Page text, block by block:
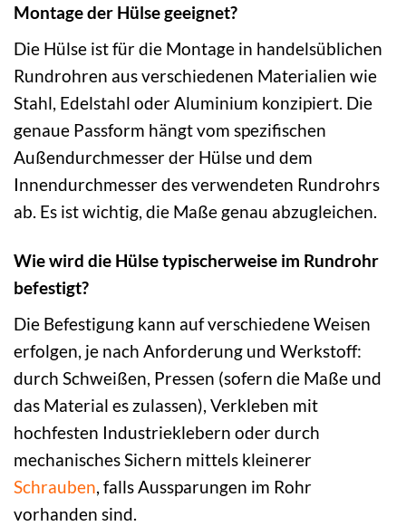
Montage der Hülse geeignet?
Die Hülse ist für die Montage in handelsüblichen
Rundrohren aus verschiedenen Materialien wie
Stahl, Edelstahl oder Aluminium konzipiert. Die
genaue Passform hängt vom spezifischen
Außendurchmesser der Hülse und dem
Innendurchmesser des verwendeten Rundrohrs
ab. Es ist wichtig, die Maße genau abzugleichen.
Wie wird die Hülse typischerweise im Rundrohr
befestigt?
Die Befestigung kann auf verschiedene Weisen
erfolgen, je nach Anforderung und Werkstoff:
durch Schweißen, Pressen (sofern die Maße und
das Material es zulassen), Verkleben mit
hochfesten Industrieklebern oder durch
mechanisches Sichern mittels kleinerer
Schrauben, falls Aussparungen im Rohr
vorhanden sind.